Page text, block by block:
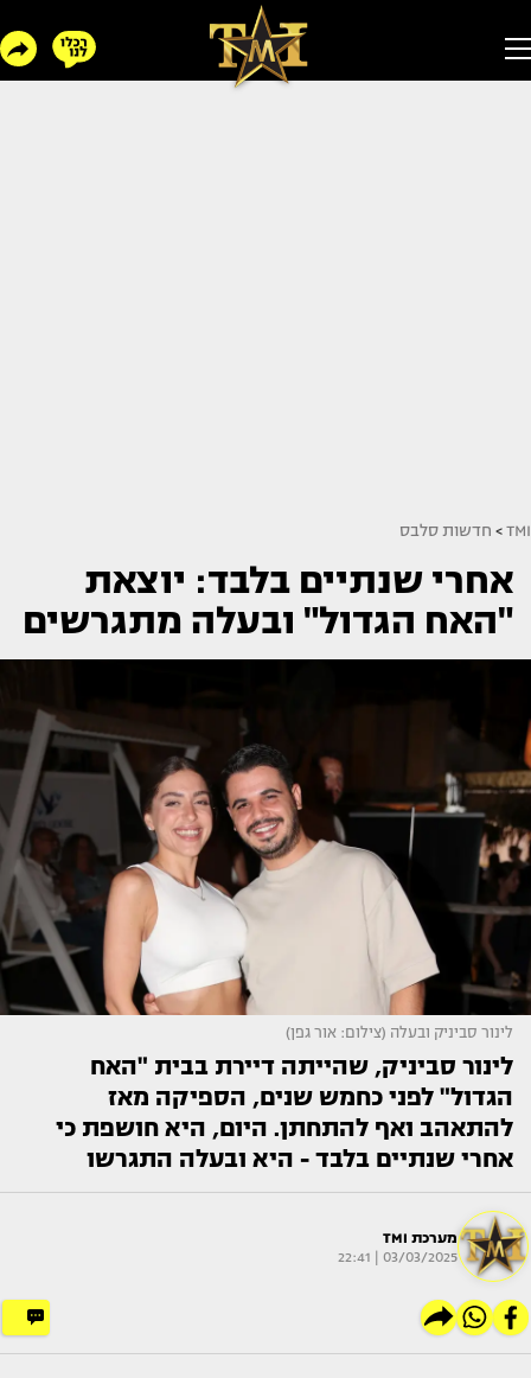
TMI
> חדשות סלבס
אחרי שנתיים בלבד: יוצאת
"האח הגדול" ובעלה מתגרשים
לינור סביניק ובעלה (צילום: אור גפן)
לינור סביניק, שהייתה דיירת בבית "האח
הגדול" לפני כחמש שנים, הספיקה מאז
להתאהב ואף להתחתן. היום, היא חושפת כי
אחרי שנתיים בלבד - היא ובעלה התגרשו
מערכת TMI
03/03/2025 | 22:41